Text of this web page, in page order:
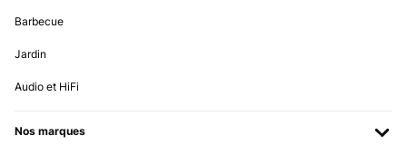
Traduire
03/01/2025
Barbecue
Jardin
Audio et HiFi
Nos marques